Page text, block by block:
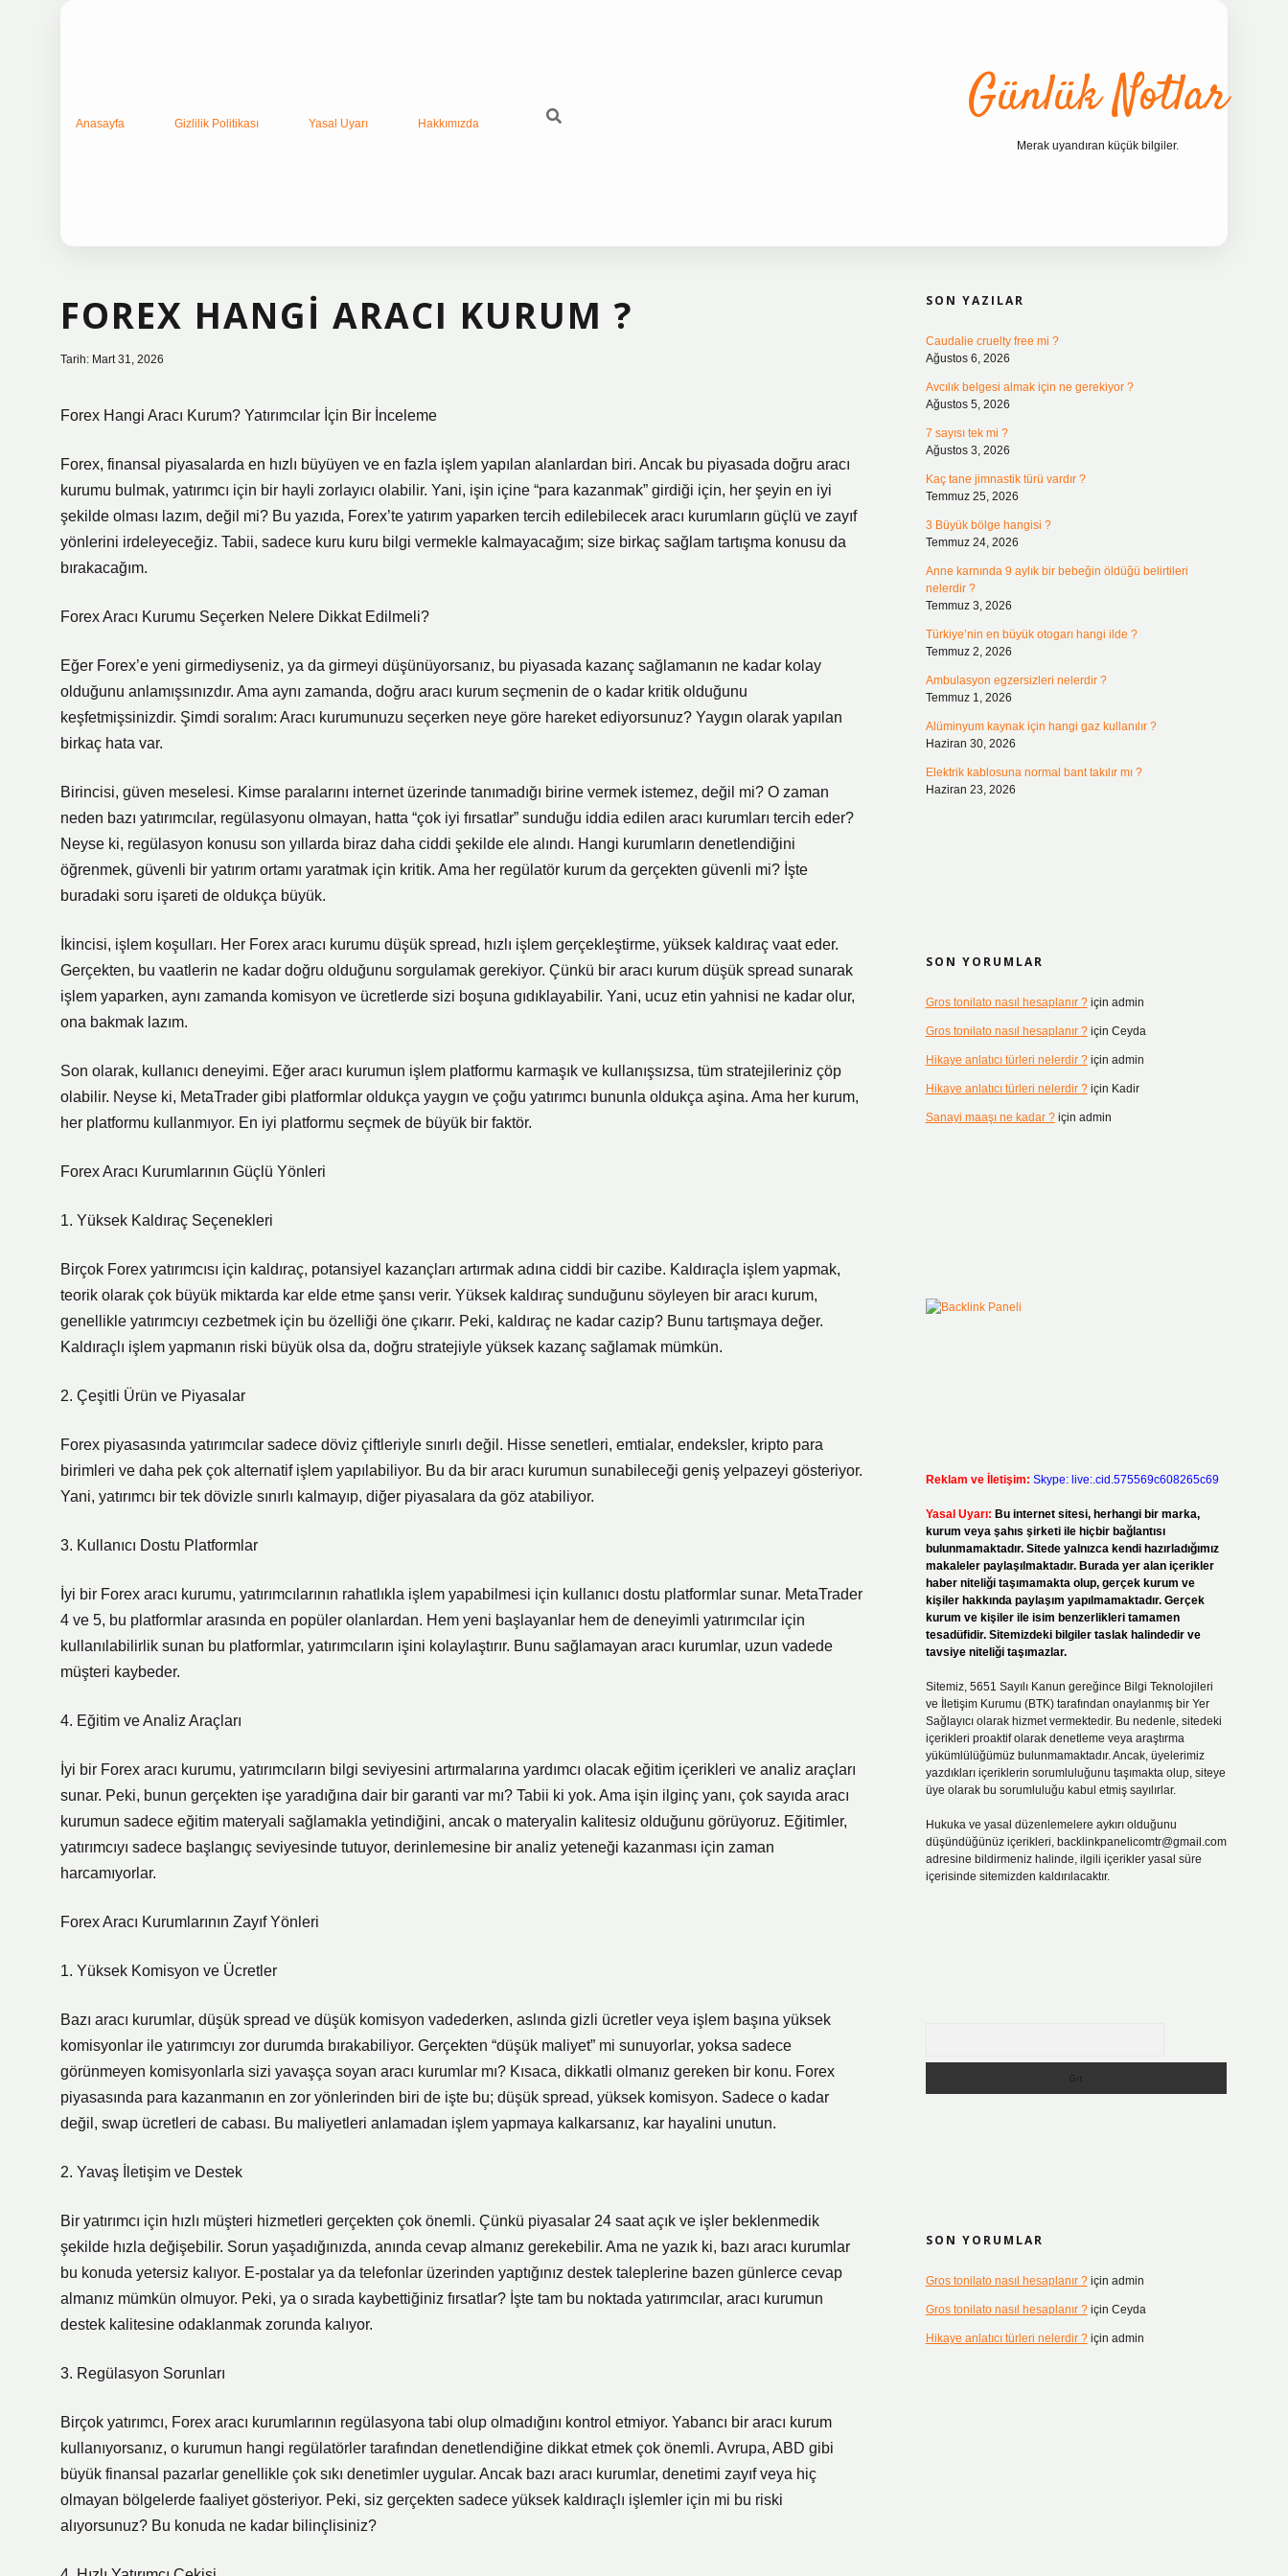
Anasayfa Gizlilik Politikası Yasal Uyarı Hakkımızda Günlük Notlar
Merak uyandıran küçük bilgiler.
FOREX HANGI ARACI KURUM ?
Tarih: Mart 31, 2026
Forex Hangi Aracı Kurum? Yatırımcılar İçin Bir İnceleme
Forex, finansal piyasalarda en hızlı büyüyen ve en fazla işlem yapılan alanlardan biri. Ancak bu piyasada doğru aracı
kurumu bulmak, yatırımcı için bir hayli zorlayıcı olabilir. Yani, işin içine “para kazanmak” girdiği için, her şeyin en iyi
şekilde olması lazım, değil mi? Bu yazıda, Forex’te yatırım yaparken tercih edilebilecek aracı kurumların güçlü ve zayıf
yönlerini irdeleyeceğiz. Tabii, sadece kuru kuru bilgi vermekle kalmayacağım; size birkaç sağlam tartışma konusu da
bırakacağım.
Forex Aracı Kurumu Seçerken Nelere Dikkat Edilmeli?
Eğer Forex’e yeni girmediyseniz, ya da girmeyi düşünüyorsanız, bu piyasada kazanç sağlamanın ne kadar kolay
olduğunu anlamışsınızdır. Ama aynı zamanda, doğru aracı kurum seçmenin de o kadar kritik olduğunu
keşfetmişsinizdir. Şimdi soralım: Aracı kurumunuzu seçerken neye göre hareket ediyorsunuz? Yaygın olarak yapılan
birkaç hata var.
Birincisi, güven meselesi. Kimse paralarını internet üzerinde tanımadığı birine vermek istemez, değil mi? O zaman
neden bazı yatırımcılar, regülasyonu olmayan, hatta “çok iyi fırsatlar” sunduğu iddia edilen aracı kurumları tercih eder?
Neyse ki, regülasyon konusu son yıllarda biraz daha ciddi şekilde ele alındı. Hangi kurumların denetlendiğini
öğrenmek, güvenli bir yatırım ortamı yaratmak için kritik. Ama her regülatör kurum da gerçekten güvenli mi? İşte
buradaki soru işareti de oldukça büyük.
İkincisi, işlem koşulları. Her Forex aracı kurumu düşük spread, hızlı işlem gerçekleştirme, yüksek kaldıraç vaat eder.
Gerçekten, bu vaatlerin ne kadar doğru olduğunu sorgulamak gerekiyor. Çünkü bir aracı kurum düşük spread sunarak
işlem yaparken, aynı zamanda komisyon ve ücretlerde sizi boşuna gıdıklayabilir. Yani, ucuz etin yahnisi ne kadar olur,
ona bakmak lazım.
Son olarak, kullanıcı deneyimi. Eğer aracı kurumun işlem platformu karmaşık ve kullanışsızsa, tüm stratejileriniz çöp
olabilir. Neyse ki, MetaTrader gibi platformlar oldukça yaygın ve çoğu yatırımcı bununla oldukça aşina. Ama her kurum,
her platformu kullanmıyor. En iyi platformu seçmek de büyük bir faktör.
Forex Aracı Kurumlarının Güçlü Yönleri
1. Yüksek Kaldıraç Seçenekleri
Birçok Forex yatırımcısı için kaldıraç, potansiyel kazançları artırmak adına ciddi bir cazibe. Kaldıraçla işlem yapmak,
teorik olarak çok büyük miktarda kar elde etme şansı verir. Yüksek kaldıraç sunduğunu söyleyen bir aracı kurum,
genellikle yatırımcıyı cezbetmek için bu özelliği öne çıkarır. Peki, kaldıraç ne kadar cazip? Bunu tartışmaya değer.
Kaldıraçlı işlem yapmanın riski büyük olsa da, doğru stratejiyle yüksek kazanç sağlamak mümkün.
2. Çeşitli Ürün ve Piyasalar
Forex piyasasında yatırımcılar sadece döviz çiftleriyle sınırlı değil. Hisse senetleri, emtialar, endeksler, kripto para
birimleri ve daha pek çok alternatif işlem yapılabiliyor. Bu da bir aracı kurumun sunabileceği geniş yelpazeyi gösteriyor.
Yani, yatırımcı bir tek dövizle sınırlı kalmayıp, diğer piyasalara da göz atabiliyor.
3. Kullanıcı Dostu Platformlar
İyi bir Forex aracı kurumu, yatırımcılarının rahatlıkla işlem yapabilmesi için kullanıcı dostu platformlar sunar. MetaTrader
4 ve 5, bu platformlar arasında en popüler olanlardan. Hem yeni başlayanlar hem de deneyimli yatırımcılar için
kullanılabilirlik sunan bu platformlar, yatırımcıların işini kolaylaştırır. Bunu sağlamayan aracı kurumlar, uzun vadede
müşteri kaybeder.
4. Eğitim ve Analiz Araçları
İyi bir Forex aracı kurumu, yatırımcıların bilgi seviyesini artırmalarına yardımcı olacak eğitim içerikleri ve analiz araçları
sunar. Peki, bunun gerçekten işe yaradığına dair bir garanti var mı? Tabii ki yok. Ama işin ilginç yanı, çok sayıda aracı
kurumun sadece eğitim materyali sağlamakla yetindiğini, ancak o materyalin kalitesiz olduğunu görüyoruz. Eğitimler,
yatırımcıyı sadece başlangıç seviyesinde tutuyor, derinlemesine bir analiz yeteneği kazanması için zaman
harcamıyorlar.
Forex Aracı Kurumlarının Zayıf Yönleri
1. Yüksek Komisyon ve Ücretler
Bazı aracı kurumlar, düşük spread ve düşük komisyon vadederken, aslında gizli ücretler veya işlem başına yüksek
komisyonlar ile yatırımcıyı zor durumda bırakabiliyor. Gerçekten “düşük maliyet” mi sunuyorlar, yoksa sadece
görünmeyen komisyonlarla sizi yavaşça soyan aracı kurumlar mı? Kısaca, dikkatli olmanız gereken bir konu. Forex
piyasasında para kazanmanın en zor yönlerinden biri de işte bu; düşük spread, yüksek komisyon. Sadece o kadar
değil, swap ücretleri de cabası. Bu maliyetleri anlamadan işlem yapmaya kalkarsanız, kar hayalini unutun.
2. Yavaş İletişim ve Destek
Bir yatırımcı için hızlı müşteri hizmetleri gerçekten çok önemli. Çünkü piyasalar 24 saat açık ve işler beklenmedik
şekilde hızla değişebilir. Sorun yaşadığınızda, anında cevap almanız gerekebilir. Ama ne yazık ki, bazı aracı kurumlar
bu konuda yetersiz kalıyor. E-postalar ya da telefonlar üzerinden yaptığınız destek taleplerine bazen günlerce cevap
almanız mümkün olmuyor. Peki, ya o sırada kaybettiğiniz fırsatlar? İşte tam bu noktada yatırımcılar, aracı kurumun
destek kalitesine odaklanmak zorunda kalıyor.
3. Regülasyon Sorunları
Birçok yatırımcı, Forex aracı kurumlarının regülasyona tabi olup olmadığını kontrol etmiyor. Yabancı bir aracı kurum
kullanıyorsanız, o kurumun hangi regülatörler tarafından denetlendiğine dikkat etmek çok önemli. Avrupa, ABD gibi
büyük finansal pazarlar genellikle çok sıkı denetimler uygular. Ancak bazı aracı kurumlar, denetimi zayıf veya hiç
olmayan bölgelerde faaliyet gösteriyor. Peki, siz gerçekten sadece yüksek kaldıraçlı işlemler için mi bu riski
alıyorsunuz? Bu konuda ne kadar bilinçlisiniz?
SON YAZILAR
Caudalie cruelty free mi ?
Ağustos 6, 2026
Avcılık belgesi almak için ne gerekiyor ?
Ağustos 5, 2026
7 sayısı tek mi ?
Ağustos 3, 2026
Kaç tane jimnastik türü vardır ?
Temmuz 25, 2026
3 Büyük bölge hangisi ?
Temmuz 24, 2026
Anne karnında 9 aylık bir bebeğin öldüğü belirtileri
nelerdir ?
Temmuz 3, 2026
Türkiye’nin en büyük otogarı hangi ilde ?
Temmuz 2, 2026
Ambulasyon egzersizleri nelerdir ?
Temmuz 1, 2026
Alüminyum kaynak için hangi gaz kullanılır ?
Haziran 30, 2026
Elektrik kablosuna normal bant takılır mı ?
Haziran 23, 2026
SON YORUMLAR
Gros tonilato nasıl hesaplanır ?için admin
Gros tonilato nasıl hesaplanır ?için Ceyda
Hikaye anlatıcı türleri nelerdir ?için admin
Hikaye anlatıcı türleri nelerdir ?için Kadir
Sanayi maaşı ne kadar ?için admin
Reklam ve İletişim: Skype: live:.cid.575569c608265c69
Yasal Uyarı: Bu internet sitesi, herhangi bir marka,
kurum veya şahıs şirketi ile hiçbir bağlantısı
bulunmamaktadır. Sitede yalnızca kendi hazırladığımız
makaleler paylaşılmaktadır. Burada yer alan içerikler
haber niteliği taşımamakta olup, gerçek kurum ve
kişiler hakkında paylaşım yapılmamaktadır. Gerçek
kurum ve kişiler ile isim benzerlikleri tamamen
tesadüfidir. Sitemizdeki bilgiler taslak halindedir ve
tavsiye niteliği taşımazlar.
Sitemiz, 5651 Sayılı Kanun gereğince Bilgi Teknolojileri
ve İletişim Kurumu (BTK) tarafından onaylanmış bir Yer
Sağlayıcı olarak hizmet vermektedir. Bu nedenle, sitedeki
içerikleri proaktif olarak denetleme veya araştırma
yükümlülüğümüz bulunmamaktadır. Ancak, üyelerimiz
yazdıkları içeriklerin sorumluluğunu taşımakta olup, siteye
üye olarak bu sorumluluğu kabul etmiş sayılırlar.
Hukuka ve yasal düzenlemelere aykırı olduğunu
düşündüğünüz içerikleri, backlinkpanelicomtr@gmail.com
adresine bildirmeniz halinde, ilgili içerikler yasal süre
içerisinde sitemizden kaldırılacaktır.
SON YORUMLAR
Gros tonilato nasıl hesaplanır ?için admin
Gros tonilato nasıl hesaplanır ?için Ceyda
Hikaye anlatıcı türleri nelerdir ?için admin